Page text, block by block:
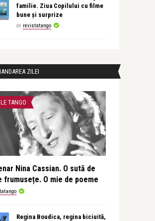
familie. Ziua Copilului cu filme
bune și surprize
de revistatango
ZILEI
TANGO
Nina Cassian. O sută de
frumusețe. O mie de poeme
Regina Boudica, regina biciuită,